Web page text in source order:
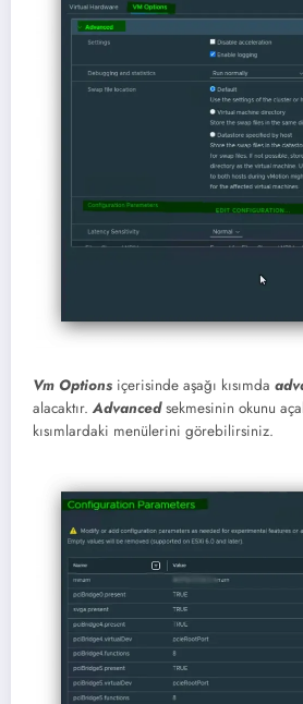
Vm Options içerisinde aşağı kısımda
alacaktır. Advancedsekmesinin okunu
kısımlardaki menülerini görebilirsiniz.